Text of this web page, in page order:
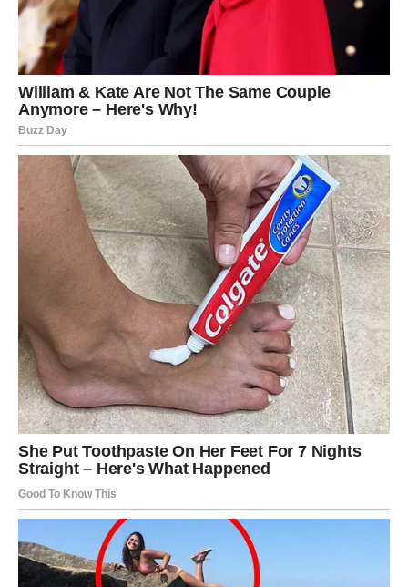
opekotine). Napunjene tegle možete vratiti u rernu na
kratko kako bi se stvorila tanka korica na vrhu džema.
Potom ih ostavite u zatvorenoj rerni da se potpuno
ohlade.
Čuvanje:
Nakon hlađenja, zatvorite staklenke poklopcem i
čuvajte ih na hladnom mestu – u frižideru tokom letnjih
meseci, a zimi ih možete držati na hladnijem
kuhinjskom ormariću ili ostavi.
Dodatni saveti: